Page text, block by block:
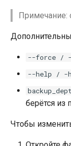
Примечание:
--force /
--help / -h
берётся из
Чтобы